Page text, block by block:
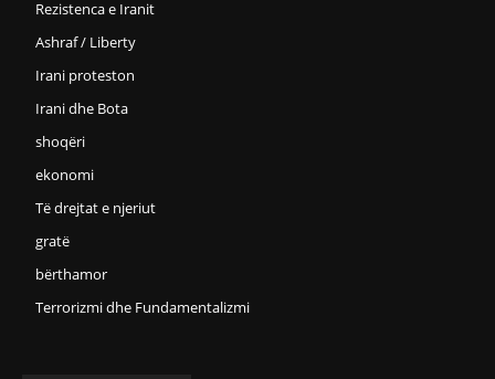
Rezistenca e Iranit
Ashraf / Liberty
Irani proteston
Irani dhe Bota
shoqëri
ekonomi
Të drejtat e njeriut
gratë
bërthamor
Terrorizmi dhe Fundamentalizmi